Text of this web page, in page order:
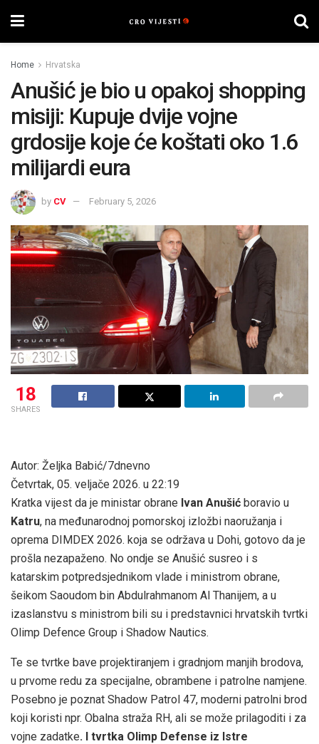
Home Hrvatska
Anušić je bio u opakoj shopping
misiji: Kupuje dvije vojne
grdosije koje će koštati oko 1.6
milijardi eura
by CV February 5, 2026
18
SHARES
Autor: Željka Babić/7dnevno
Četvrtak, 05. veljače 2026. u 22:19
Kratka vijest da je ministar obrane Ivan Anušić boravio u
Katru, na međunarodnoj pomorskoj izložbi naoružanja i
oprema DIMDEX 2026. koja se održava u Dohi, gotovo da je
prošla nezapaženo. No ondje se Anušić susreo i s
katarskim potpredsjednikom vlade i ministrom obrane,
šeikom Saoudom bin Abdulrahmanom Al Thanijem, a u
izaslanstvu s ministrom bili su i predstavnici hrvatskih tvrtki
Olimp Defence Group i Shadow Nautics.
Te se tvrtke bave projektiranjem i gradnjom manjih brodova,
u prvome redu za specijalne, obrambene i patrolne namjene.
Posebno je poznat Shadow Patrol 47, moderni patrolni brod
koji koristi npr. Obalna straža RH, ali se može prilagoditi i za
vojne zadatke. I tvrtka Olimp Defense iz Istre